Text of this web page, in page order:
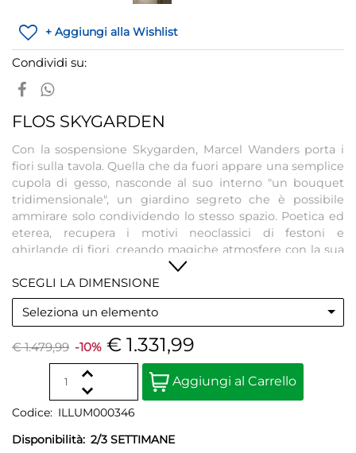
+ Aggiungi alla Wishlist
Condividi su:
FLOS SKYGARDEN
Con la sospensione Skygarden, Marcel Wanders porta i
fiori sulla tavola. Quella che da fuori appare una semplice
cupola di gesso, nasconde al suo interno "un bouquet
tridimensionale", un giardino segreto che è possibile
ammirare solo condividendo lo stesso spazio. Poetica ed
eterea, recupera i motivi neoclassici di festoni e
ghirlande di fiori, creando magiche atmosfere con la sua
morbida luce diffusa. In due diverse dimensioni, è
disponibile nele finiture cromatiche color ruggine, nero
lucido, bianco lucido o oro opaco.
SCEGLI LA DIMENSIONE
Seleziona un elemento
€ 1.479,99 -10% € 1.331,99
Quantità
Aggiungi al Carrello
Codice: ILLUM000346
Disponibilità: 2/3 SETTIMANE